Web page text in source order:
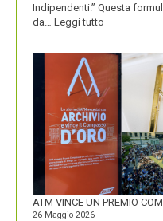
Indipendenti.” Questa
da… Leggi tutto
NUOVO
LOGO
DOLOMITI
ENERGIA
MOSTRA
LA
SUA
IDENTITÀ
FORTE
ATM VINCE UN PREMIO
26 Maggio 2026